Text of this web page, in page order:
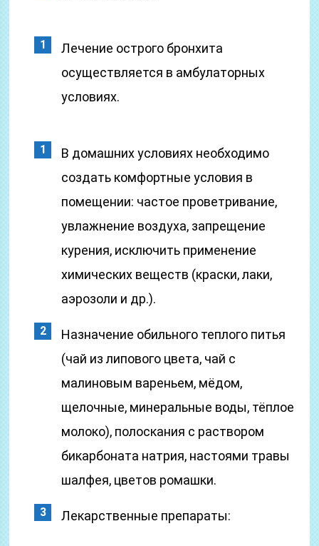
Лечение острого бронхита
осуществляется в амбулаторных
условиях.
В домашних условиях необходимо
создать комфортные условия в
помещении: частое проветривание,
увлажнение воздуха, запрещение
курения, исключить применение
химических веществ (краски, лаки,
аэрозоли и др.).
Назначение обильного теплого питья
(чай из липового цвета, чай с
малиновым вареньем, мёдом,
щелочные, минеральные воды, тёплое
молоко), полоскания с раствором
бикарбоната натрия, настоями травы
шалфея, цветов ромашки.
Лекарственные препараты: